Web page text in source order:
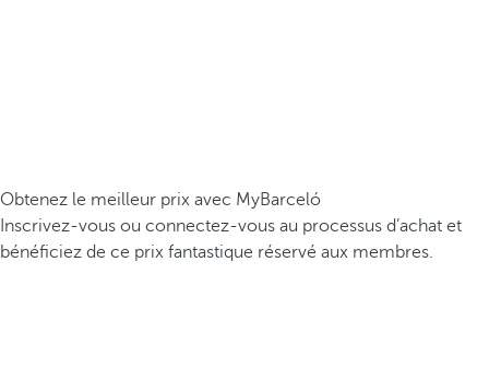
Obtenez le meilleur prix avec MyBarceló
Inscrivez-vous ou connectez-vous au processus d’achat et
bénéficiez de ce prix fantastique réservé aux membres.